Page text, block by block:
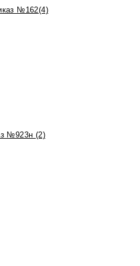
№162(4)
№923н (2)